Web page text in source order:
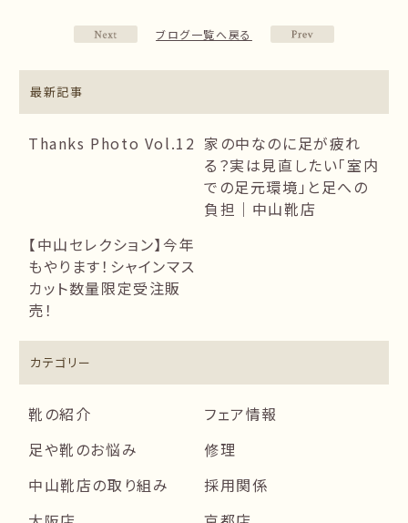
ブログ一覧へ戻る
最新記事
Thanks Photo Vol.12 家の中なのに足が疲れ
る？実は見直したい「室内
での足元環境」と足への
負担｜中山靴店
【中山セレクション】今年
もやります！シャインマス
カット数量限定受注販
売！
カテゴリー
靴の紹介
フェア情報
足や靴のお悩み
修理
中山靴店の取り組み
採用関係